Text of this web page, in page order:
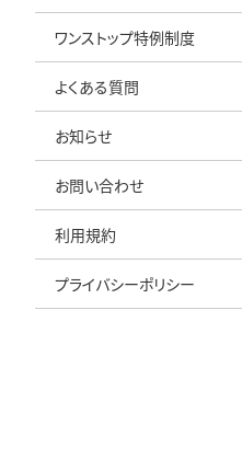
ワンストップ特例制度
よくある質問
お知らせ
お問い合わせ
利用規約
プライバシーポリシー